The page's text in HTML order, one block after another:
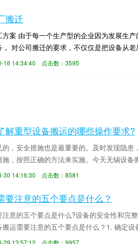
搬迁
案 由于每一个生产型的企业因为发展生
对公司搬迁的要求，不仅仅是把设备从
全防...
16 14:34:40 点击数：3595
解重型设备搬运的哪些操作要求?
的，安全措施也是最重要的。及时发现隐
，按照正确的方法来实施。今天无锡设
搬运工人必须有职业道...
30 14:16:30 点击数：8581
要注意的五个要点是什么？
意的五个要点是什么?设备的安全性和完
运需要注意的五个要点是什么？1. 确定
和碰撞。2. 确定起重...
29 13:57:12 点击数：9957